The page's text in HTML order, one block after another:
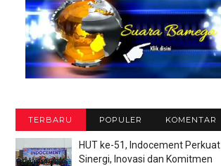
TERBARU POPULER KOMENTAR
HUT ke-51, Indocement Perkuat
Sinergi, Inovasi dan Komitmen